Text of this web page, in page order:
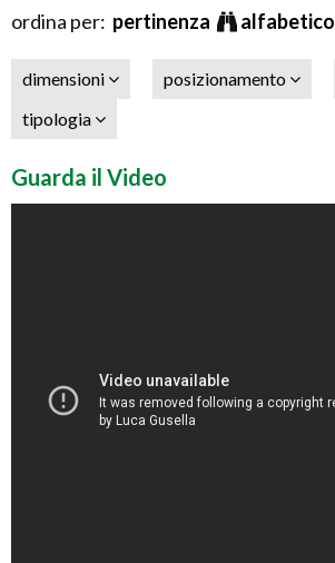
ordina per: pertinenza alfabetico
dimensioni posizionamento
tipologia
Guarda il Video